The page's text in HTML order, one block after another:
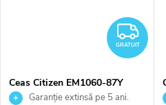
GRATUIT
Ceas Citizen EM1060-87Y
Garanție extinsă pe 5 ani.